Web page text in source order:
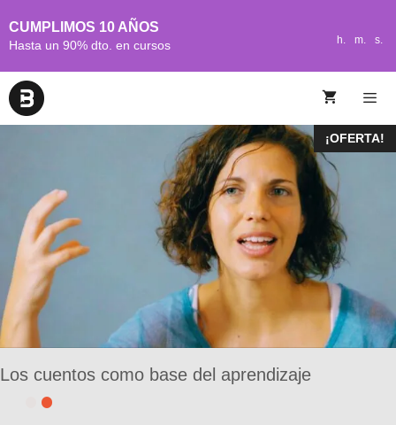
CUMPLIMOS 10 AÑOS
Hasta un 90% dto. en cursos h. m. s.
¡OFERTA!
Los cuentos como base del aprendizaje